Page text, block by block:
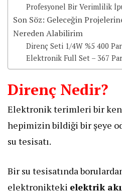
Profesyonel Bir Verimlilik
Son Söz: Geleceğin
Nereden Alabilirim
Direnç Seti 1/4W %5 400
Elektronik Full Set – 367
Direnç Nedir?
​Elektronik terimleri bir
hepimizin bildiği bir şeye
su tesisatı.
​Bir su tesisatında
elektronikteki elektrik